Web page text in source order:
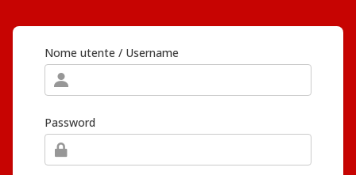
Nome utente / Username
Password